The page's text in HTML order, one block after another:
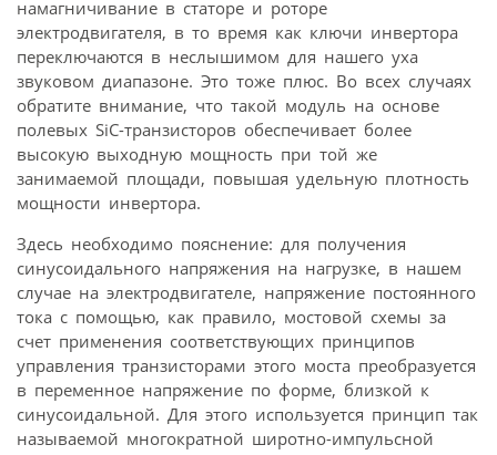
намагничивание в статоре и роторе
электродвигателя, в то время как ключи инвертора
переключаются в неслышимом для нашего уха
звуковом диапазоне. Это тоже плюс. Во всех случаях
обратите внимание, что такой модуль на основе
полевых SiC-транзисторов обеспечивает более
высокую выходную мощность при той же
занимаемой площади, повышая удельную плотность
мощности инвертора.
Здесь необходимо пояснение: для получения
синусоидального напряжения на нагрузке, в нашем
случае на электродвигателе, напряжение постоянного
тока с помощью, как правило, мостовой схемы за
счет применения соответствующих принципов
управления транзисторами этого моста преобразуется
в переменное напряжение по форме, близкой к
синусоидальной. Для этого используется принцип так
называемой многократной широтно-импульсной